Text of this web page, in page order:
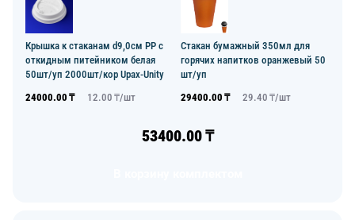
Крышка к стаканам d9,0см PP с
откидным питейником белая
50шт/уп 2000шт/кор Upax-Unity
24000.00 ₸ 12.00 ₸/шт
Стакан бумажный 350мл для
горячих напитков оранжевый 50
шт/уп
29400.00 ₸ 29.40 ₸/шт
53400.00₸